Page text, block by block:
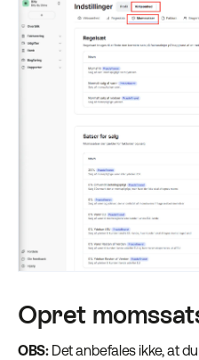
Opret
OBS:Det anbefales ikke, at